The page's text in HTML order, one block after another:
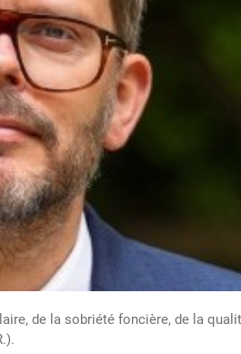
de la sobriété foncière, de la